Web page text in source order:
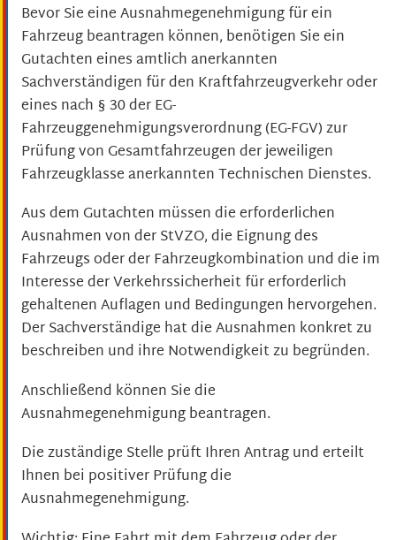
Bevor Sie eine Ausnahmegenehmigung für ein
Fahrzeug beantragen können, benötigen Sie ein
Gutachten eines amtlich anerkannten
Sachverständigen für den Kraftfahrzeugverkehr oder
eines nach § 30 der EG-
Fahrzeuggenehmigungsverordnung (EG-FGV) zur
Prüfung von Gesamtfahrzeugen der jeweiligen
Fahrzeugklasse anerkannten Technischen Dienstes.
Aus dem Gutachten müssen die erforderlichen
Ausnahmen von der StVZO, die Eignung des
Fahrzeugs oder der Fahrzeugkombination und die im
Interesse der Verkehrssicherheit für erforderlich
gehaltenen Auflagen und Bedingungen hervorgehen.
Der Sachverständige hat die Ausnahmen konkret zu
beschreiben und ihre Notwendigkeit zu begründen.
Anschließend können Sie die
Ausnahmegenehmigung beantragen.
Die zuständige Stelle prüft Ihren Antrag und erteilt
Ihnen bei positiver Prüfung die
Ausnahmegenehmigung.